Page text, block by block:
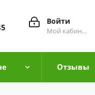
Войти
Мой кабинет
Отзывы